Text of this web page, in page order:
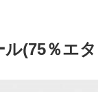
ル(75％エ